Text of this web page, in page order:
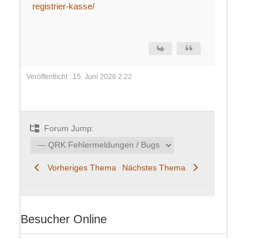
registrier-kasse/
Veröffentlicht : 15. Juni 2026 2:22
Forum Jump:
Vorheriges Thema Nächstes Thema
Besucher Online